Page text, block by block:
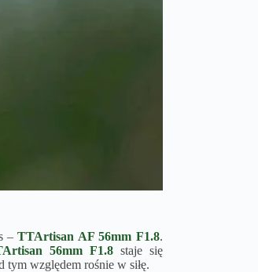
– TTArtisan AF 56mm F1.8.
56mm F1.8staje się
względem rośnie w siłę.